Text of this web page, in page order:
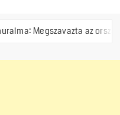
az országgyűlés a